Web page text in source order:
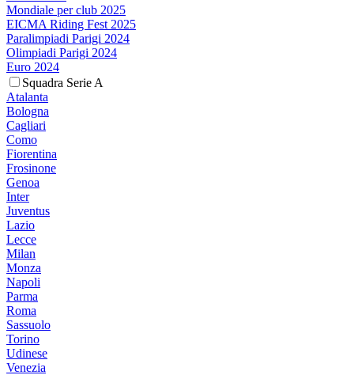
Mondiale per club 2025
EICMA Riding Fest 2025
Paralimpiadi Parigi 2024
Olimpiadi Parigi 2024
Euro 2024
Squadra Serie A
Atalanta
Bologna
Cagliari
Como
Fiorentina
Frosinone
Genoa
Inter
Juventus
Lazio
Lecce
Milan
Monza
Napoli
Parma
Roma
Sassuolo
Torino
Udinese
Venezia